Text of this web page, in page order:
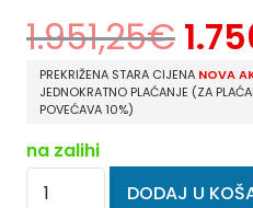
1.951,25€
PREKRIŽENA STARA CIJENA NOVA
JEDNOKRATNO PLAĆANJE (ZA
POVEĆAVA 10%)
na zalihi
MITSUBISHI
DODAJ U